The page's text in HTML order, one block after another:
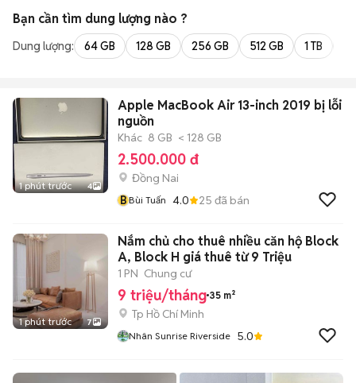
Bạn cần tìm dung lượng nào ?
Dung lượng: 64 GB 128 GB 256 GB 512 GB 1 TB
1 phút trước 4
Apple MacBook Air 13-inch 2019 bị lỗi
nguồn
Khác 8 GB < 128 GB
2.500.000 đ
Đồng Nai
BBùi Tuấn 4.0 25 đã bán
1 phút trước 7
Nắm chủ cho thuê nhiều căn hộ Block
A, Block H giá thuê từ 9 Triệu
1 PN Chung cư
9 triệu/tháng 35 m²
Tp Hồ Chí Minh
Nhân Sunrise Riverside 5.0